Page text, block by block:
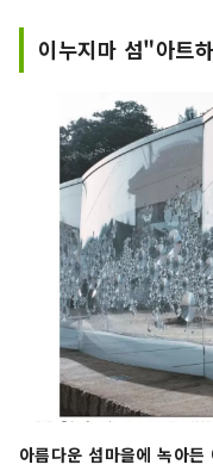
다.
로
정되
※보
케보
누지
행
이누지마 섬"아트
아름다운 섬마을에 녹아든